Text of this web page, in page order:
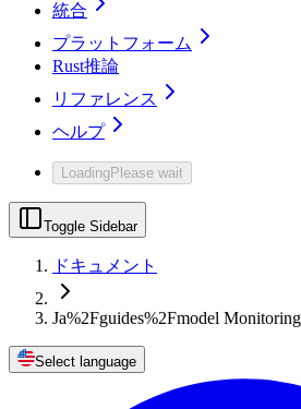
統合
プラットフォーム
Rust推論
リファレンス
ヘルプ
LoadingPlease wait
Toggle Sidebar
ドキュメント
Ja%2Fguides%2Fmodel
Select language